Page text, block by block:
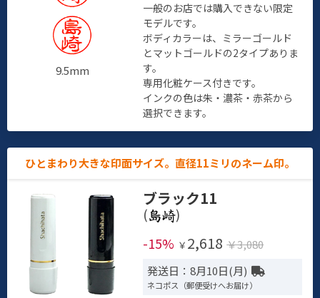
9.5mm
一般のお店では購入できない限定
モデルです。
ボディカラーは、ミラーゴールド
とマットゴールドの2タイプありま
す。
専用化粧ケース付きです。
インクの色は朱・濃茶・赤茶から
選択できます。
ひとまわり大きな印面サイズ。直径11ミリのネーム印。
ブラック11
(
)
-15% ￥ 2,618 ￥3,080
発送日：8月10日(月)
ネコポス（郵便受けへお届け）